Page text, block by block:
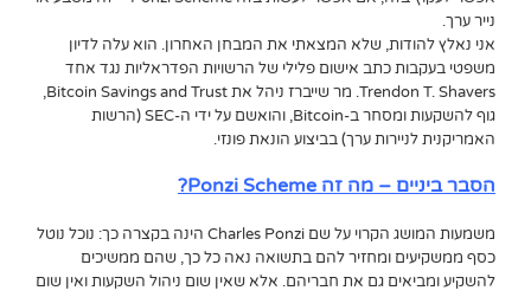
נייר ערך.
אני נאלץ להודות, שלא המצאתי את המבחן האחרון. הוא עלה לדיון
משפטי בעקבות כתב אישום פלילי של הרשויות הפדראליות נגד אחד
Trendon T. Shavers. מר שייברז ניהל את Bitcoin Savings and Trust,
גוף להשקעות ומסחר ב-Bitcoin, והואשם על ידי ה-SEC (הרשות
האמריקנית לניירות ערך) בביצוע הונאת פונזי.
הסבר ביניים – מה זה Ponzi Scheme?
משמעות המושג הקרוי על שם Charles Ponzi הינה בקצרה כך: נוכל נוטל
כסף ממשקיעים ומחזיר להם בתשואה נאה כל כך, שהם ממשיכים
להשקיע ומביאים גם את חבריהם. אלא שאין שום ניהול השקעות ואין שום